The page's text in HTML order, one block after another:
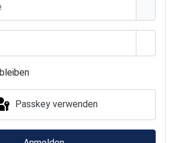
Passkey verwenden